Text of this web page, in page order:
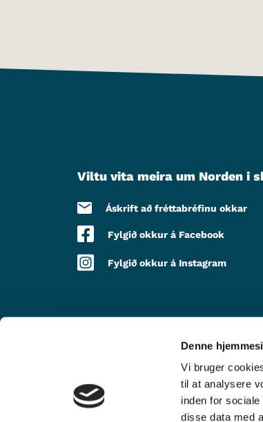
Denne
Vi bruger
til at analysere
inden for
disse data med
Viltu vita meira um Norden i
Áskrift að fréttabréfinu okkar
Fylgið okkur á Facebook
Fylgið okkur á Instagram
MEÐ STUÐNINGI FRÁ